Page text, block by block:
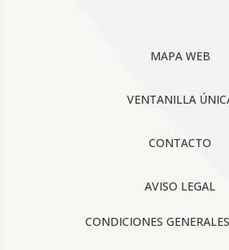
MAPA WEB
VENTANILLA
CONTACTO
AVISO LEGAL
CONDICIONES